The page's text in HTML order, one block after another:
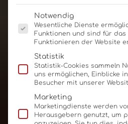
Es folgt eine Liste der
Notwendig
Wesentliche Dienste
Funktionen und sind für das
Funktionieren der Website
Statistik
Statistik-Cookies sammeln
uns ermöglichen, Einblicke
Besucher mit unserer
Marketing
Marketingdienste werden
Herausgebern genutzt, um